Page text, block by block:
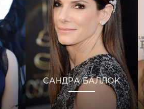
САНДРА БАЛЛОК